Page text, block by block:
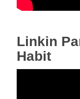
Linkin
Habit